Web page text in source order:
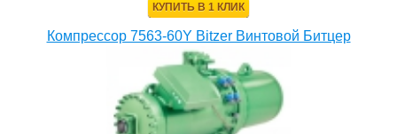
КУПИТЬ В 1 КЛИК
Компрессор 7563-60Y Bitzer Винтовой Битцер